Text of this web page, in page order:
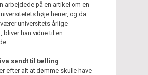
arbejdede på en artikel om en
høje herrer, og da
universitets årlige
bliver han vidne til en
sendt til tælling
efter alt at dømme skulle have